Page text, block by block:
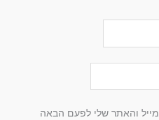
והאתר שלי לפעם הבאה